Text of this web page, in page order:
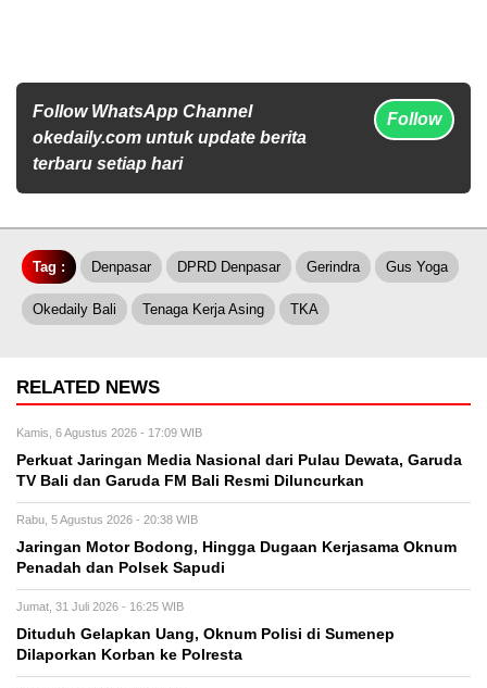
Follow WhatsApp Channel
okedaily.com untuk update berita
terbaru setiap hari
Follow
Tag : Denpasar DPRD Denpasar Gerindra Gus Yoga
Okedaily Bali Tenaga Kerja Asing TKA
RELATED NEWS
Kamis, 6 Agustus 2026 - 17:09 WIB
Perkuat Jaringan Media Nasional dari Pulau Dewata, Garuda
TV Bali dan Garuda FM Bali Resmi Diluncurkan
Rabu, 5 Agustus 2026 - 20:38 WIB
Jaringan Motor Bodong, Hingga Dugaan Kerjasama Oknum
Penadah dan Polsek Sapudi
Jumat, 31 Juli 2026 - 16:25 WIB
Dituduh Gelapkan Uang, Oknum Polisi di Sumenep
Dilaporkan Korban ke Polresta